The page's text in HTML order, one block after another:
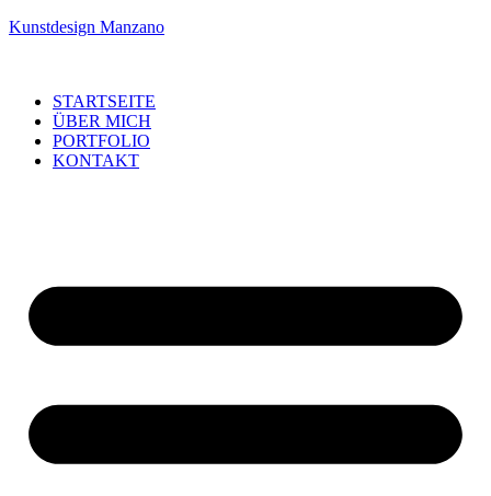
Kunstdesign Manzano
STARTSEITE
ÜBER MICH
PORTFOLIO
KONTAKT